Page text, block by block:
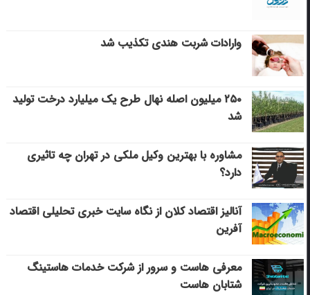
وارادات شربت هندی تکذیب شد
۲۵۰ میلیون اصله نهال طرح یک میلیارد درخت تولید
شد
مشاوره با بهترین وکیل ملکی در تهران چه تاثیری
دارد؟
آنالیز اقتصاد کلان از نگاه سایت خبری تحلیلی اقتصاد
آفرین
معرفی هاست و سرور از شرکت خدمات هاستینگ
شتابان هاست